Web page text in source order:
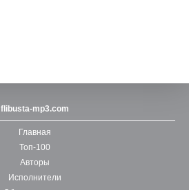
flibusta-mp3.com
Главная
Топ-100
Авторы
Исполнители